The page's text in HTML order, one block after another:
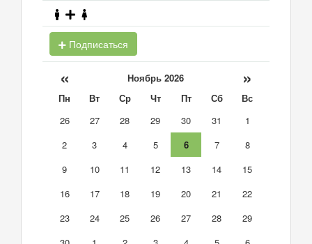
Подписаться
« Ноябрь 2026 »
Пн Вт Ср Чт Пт Сб
Вс
26
27 28 29 30 31
1
2
3 4 5 6 7
8
9
10 11 12 13 14
15
16
17 18 19 20 21
22
23
24 25 26 27 28
29